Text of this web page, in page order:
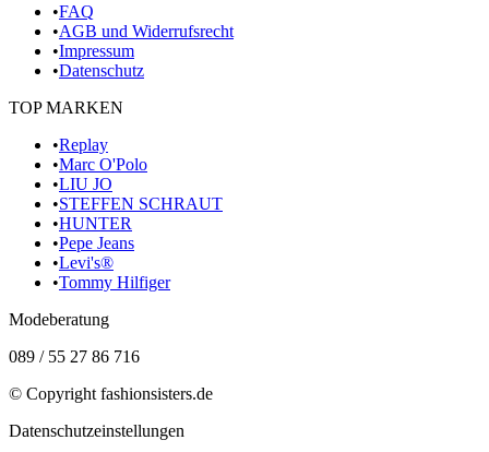
•FAQ
•AGB und Widerrufsrecht
•Impressum
•Datenschutz
TOP MARKEN
•Replay
•Marc O'Polo
•LIU JO
•STEFFEN SCHRAUT
•HUNTER
•Pepe Jeans
•Levi's®
•Tommy Hilfiger
Modeberatung
089 / 55 27 86 716
© Copyright fashionsisters.de
Datenschutzeinstellungen